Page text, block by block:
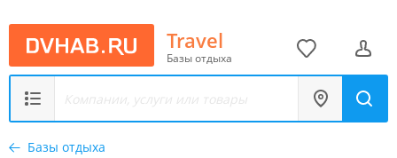
Travel
Базы отдыха
Базы отдыха